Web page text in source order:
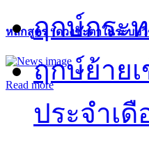
หลักสูตร “ดวงชะตาในระบบ
Read more
ฤกษ์กระ
ฤกษ์ย้าย
ประจำเดื